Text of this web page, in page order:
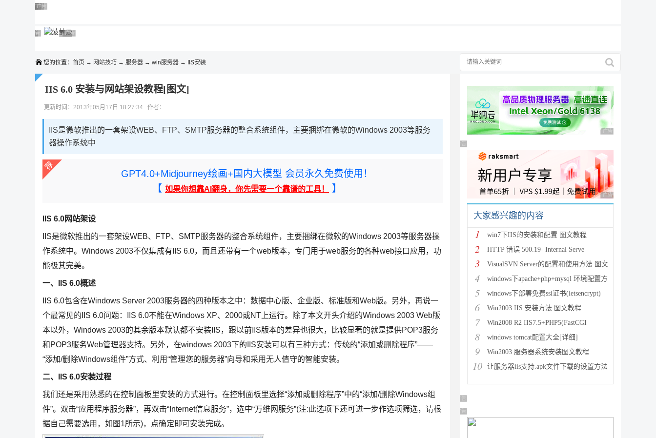
广告 商业广告，理性选择
广告 商业广告，理性选择
广告 商业广告，理性选择
广告 商业广告，理性选择
广告 商业广告，理性选择
广告 商业广告，理性选择
广告 商业广告，理性选择
广告 商业广告，理性选择广告 商业广告，理性选择
广告 商业广告，理性选择
您的位置： 首页 → 网站技巧 → 服务器 → win服务器 → IIS安装
IIS 6.0 安装与网站架设教程[图文]
更新时间：2013年05月17日 18:27:34 作者：
IIS是微软推出的一套架设WEB、FTP、SMTP服务器的整合系统组件，主要捆绑在微软的Windows 2003等服务
器操作系统中
GPT4.0+Midjourney绘画+国内大模型 会员永久免费使用！
【 如果你想靠AI翻身，你先需要一个靠谱的工具！ 】
IIS 6.0网站架设
IIS是微软推出的一套架设WEB、FTP、SMTP服务器的整合系统组件，主要捆绑在微软的Windows 2003等服务器操
作系统中。Windows 2003不仅集成有IIS 6.0，而且还带有一个web版本，专门用于web服务的各种web接口应用，功
能极其完美。
一、 IIS 6.0概述
IIS 6.0包含在Windows Server 2003服务器的四种版本之中：数据中心版、企业版、标准版和Web版。另外，再说一
个最常见的IIS 6.0问题：IIS 6.0不能在Windows XP、2000或NT上运行。除了本文开头介绍的Windows 2003 Web版
本以外，Windows 2003的其余版本默认都不安装IIS，跟以前IIS版本的差异也很大，比较显著的就是提供POP3服务
和POP3服务Web管理器支持。另外，在windows 2003下的IIS安装可以有三种方式：传统的“添加或删除程序”——
“添加/删除Windows组件”方式、利用“管理您的服务器”向导和采用无人值守的智能安装。
二、 IIS 6.0安装过程
我们还是采用熟悉的在控制面板里安装的方式进行。在控制面板里选择“添加或删除程序”中的“添加/删除Windows组
件”。双击“应用程序服务器”，再双击“Internet信息服务”，选中“万维网服务”(注:此选项下还可进一步作选项筛选，请根
据自己需要选用，如图1所示)，点确定即可安装完成。
广告 商业广告，理性
广告 商业广告，理性选择
广告 商业广告，理性
大家感兴趣的内容
1 win7下IIS的安装和配置 图文教程
2 HTTP 错误 500.19- Internal Serve
3 VisualSVN Server的配置和使用方法 图文
4 windows下apache+php+mysql 环境配置方
5 windows下部署免费ssl证书(letsencrypt)
6 Win2003 IIS 安装方法 图文教程
7 Win2008 R2 IIS7.5+PHP5(FastCGI
8 windows tomcat配置大全[详细]
9 Win2003 服务器系统安装图文教程
10 让服务器iis支持.apk文件下载的设置方法
广告 商业广告，理性选择
广告 商业广告，理性选择